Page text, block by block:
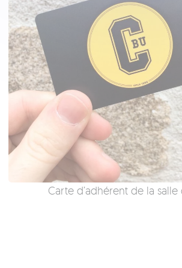
Carte d’adhérent de la